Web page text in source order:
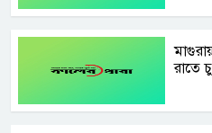
রাতে